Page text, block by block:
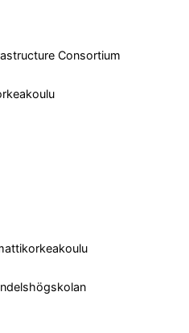
Consortium